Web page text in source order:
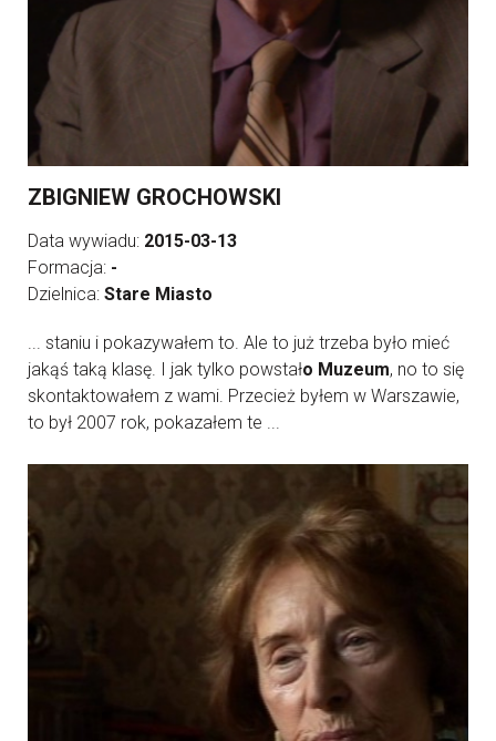
ZBIGNIEW GROCHOWSKI
Data wywiadu: 2015-03-13
Formacja: -
Dzielnica: Stare Miasto
... staniu i pokazywałem to. Ale to już trzeba było mieć
jakąś taką klasę. I jak tylko powstało Muzeum, no to się
skontaktowałem z wami. Przecież byłem w Warszawie,
to był 2007 rok, pokazałem te ...